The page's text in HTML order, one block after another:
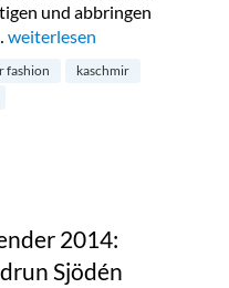
und abbringen
„Another Brand: nicht
weiterlesen
fashion
kaschmir
2014:
Sjödén